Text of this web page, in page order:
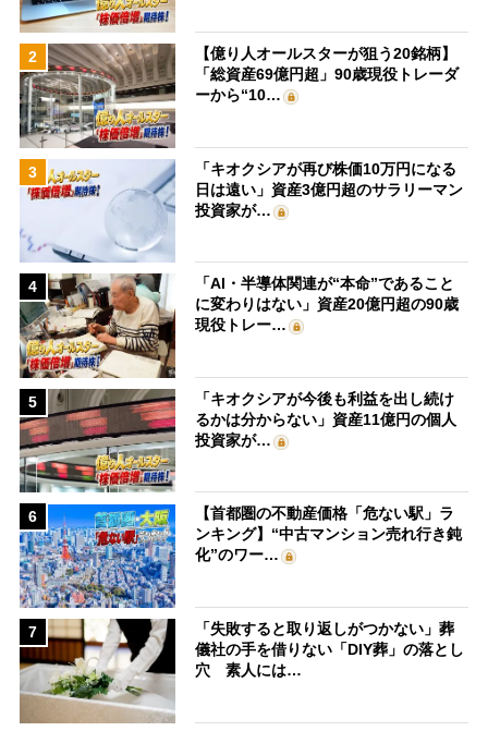
2
【億り人オールスターが狙う20銘柄】
「総資産69億円超」90歳現役トレーダ
ーから“10…
3
「キオクシアが再び株価10万円になる
日は遠い」資産3億円超のサラリーマン
投資家が…
4
「AI・半導体関連が“本命”であること
に変わりはない」資産20億円超の90歳
現役トレー…
5
「キオクシアが今後も利益を出し続け
るかは分からない」資産11億円の個人
投資家が…
6
【首都圏の不動産価格「危ない駅」ラ
ンキング】“中古マンション売れ行き鈍
化”のワー…
7
「失敗すると取り返しがつかない」葬
儀社の手を借りない「DIY葬」の落とし
穴 素人には…